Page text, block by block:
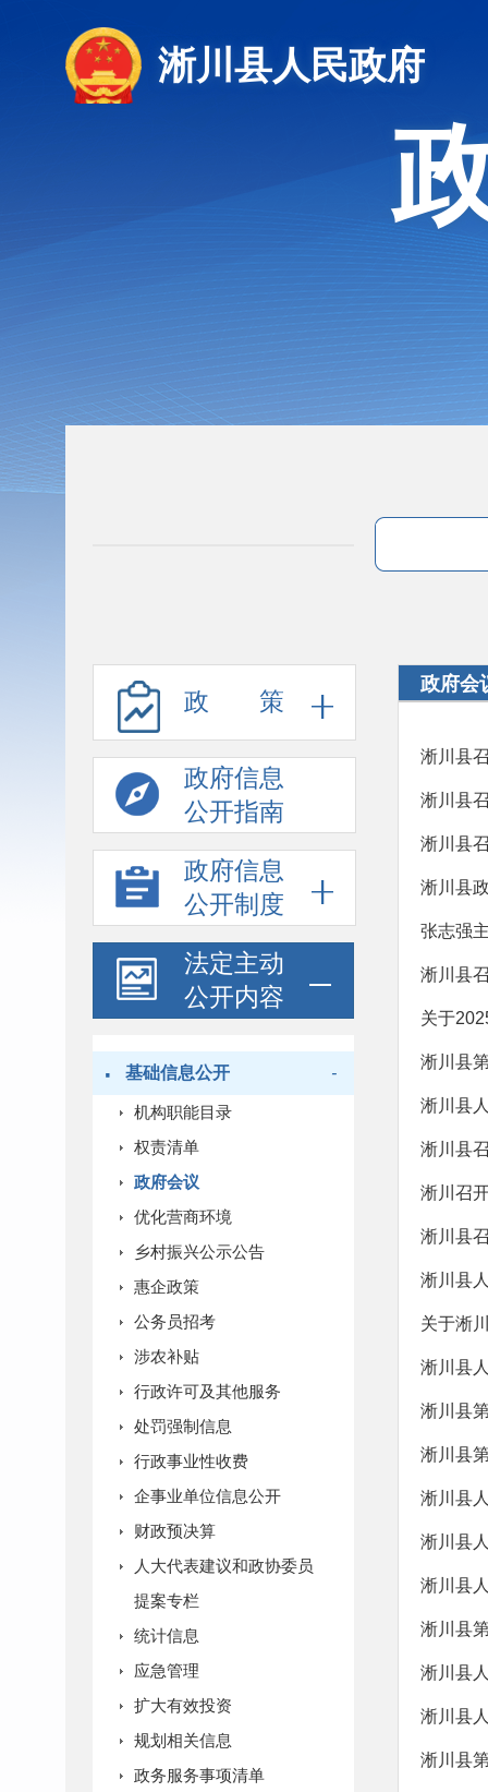
淅川县人民政府
政 策
政府信息
公开指南
政府信息
公开制度
法定主动
公开内容
· 基础信息公开 -
机构职能目录
权责清单
政府会议
优化营商环境
乡村振兴公示公告
惠企政策
公务员招考
涉农补贴
行政许可及其他服务
处罚强制信息
行政事业性收费
企事业单位信息公开
财政预决算
人大代表建议和政协委员
提案专栏
统计信息
应急管理
扩大有效投资
规划相关信息
政务服务事项清单
政府会
淅川县
淅川县
淅川县
淅川县
张志强
淅川县
关于
淅川县
淅川县
淅川县
淅川召
淅川县
淅川县
关于淅
淅川县
淅川县
淅川县
淅川县
淅川县
淅川县
淅川县
淅川县
淅川县
淅川县